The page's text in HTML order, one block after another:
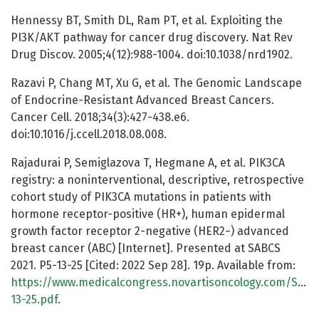
Hennessy BT, Smith DL, Ram PT, et al. Exploiting the
PI3K/AKT pathway for cancer drug discovery. Nat Rev
Drug Discov. 2005;4(12):988-1004. doi:10.1038/nrd1902.
Razavi P, Chang MT, Xu G, et al. The Genomic Landscape
of Endocrine-Resistant Advanced Breast Cancers.
Cancer Cell. 2018;34(3):427-438.e6.
doi:10.1016/j.ccell.2018.08.008.
Rajadurai P, Semiglazova T, Hegmane A, et al. PIK3CA
registry: a noninterventional, descriptive, retrospective
cohort study of PIK3CA mutations in patients with
hormone receptor-positive (HR+), human epidermal
growth factor receptor 2-negative (HER2−) advanced
breast cancer (ABC) [Internet]. Presented at SABCS
2021. P5-13-25 [Cited: 2022 Sep 28]. 19p. Available from:
https://www.medicalcongress.novartisoncology.com/
13-25.pdf.